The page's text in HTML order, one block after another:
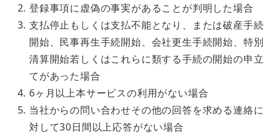
登録事項に虚偽の事実があることが判明した場合
支払停止もしくは支払不能となり、または破産手続
開始、民事再生手続開始、会社更生手続開始、特別
清算開始若しくはこれらに類する手続の開始の申立
てがあった場合
6ヶ月以上本サービスの利用がない場合
当社からの問い合わせその他の回答を求める連絡に
対して30日間以上応答がない場合